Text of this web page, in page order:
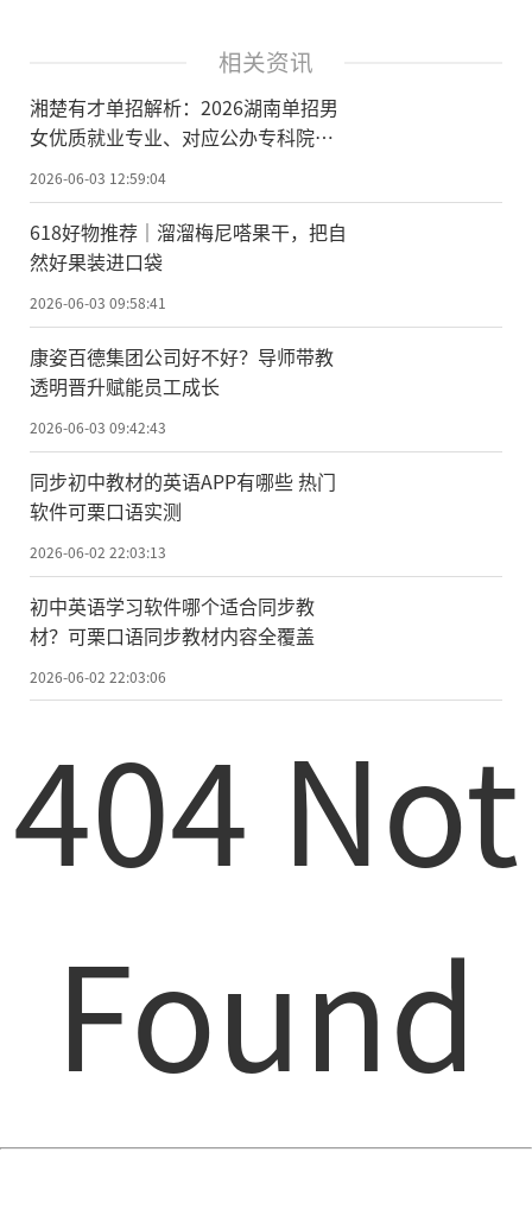
相关资讯
湘楚有才单招解析：2026湖南单招男
女优质就业专业、对应公办专科院校
及全域发展前景
2026-06-03 12:59:04
618好物推荐｜溜溜梅尼嗒果干，把自
然好果装进口袋
2026-06-03 09:58:41
康姿百德集团公司好不好？导师带教
透明晋升赋能员工成长
2026-06-03 09:42:43
同步初中教材的英语APP有哪些 热门
软件可栗口语实测
2026-06-02 22:03:13
初中英语学习软件哪个适合同步教
材？可栗口语同步教材内容全覆盖
2026-06-02 22:03:06
404 Not
Found